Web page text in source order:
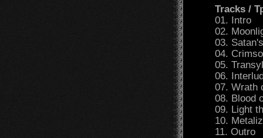
Tracks /
01. Intro
02.
03.
04.
05.
06.
07. Wrath
08. Blood
09. Light
10.
11. Outro